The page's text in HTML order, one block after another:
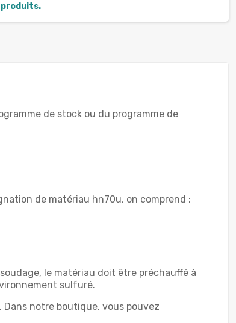
produits.
de stock ou du programme de
de matériau hn70u, on comprend :
le matériau doit être préchauffé à
sulfuré.
Dans notre boutique, vous pouvez